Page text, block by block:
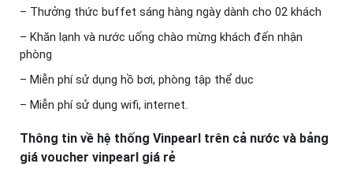
– Thưởng thức buffet sáng hàng ngày dành cho 02 khách
– Khăn lạnh và nước uống chào mừng khách đến nhận
phòng
– Miễn phí sử dụng hồ bơi, phòng tập thể dục
– Miễn phí sử dụng wifi, internet.
Thông tin về hệ thống Vinpearl trên cả nước và bảng
giá voucher vinpearl giá rẻ